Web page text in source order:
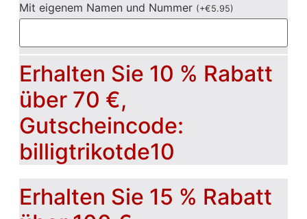
Mit eigenem Namen und Nummer (+€5.95)
Erhalten Sie 10 % Rabatt
über 70 €,
Gutscheincode:
billigtrikotde10
Erhalten Sie 15 % Rabatt